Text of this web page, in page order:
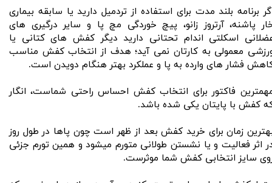
برنامه بلند مدت برای استفاده از تردمیل دارید یا سابقه بیماری
پاشنه، آرتروز زانو، پیچ خوردگی مچ پا و سایر درگیری های
اسکلتی اندام تحتانی دارید دیگر کفش های کتانی یا
معمولی به کارتان نمی آید؛ هدف از انتخاب کفش مناسب
فشار های وارده به پا و عملکرد بهتر هنگام دویدن است.
فاکتور برای انتخاب کفش احساس راحتی شماست، انگار
کفش با پایتان یکی شده باشد.
زمان برای خرید کفش بعد از ظهر است چون پاها در طول روز
اثر فعالیت و یا نشستن طولانی متورم میشود و همین تورم جزئی
سایز انتخابی کفش شما موثرست.